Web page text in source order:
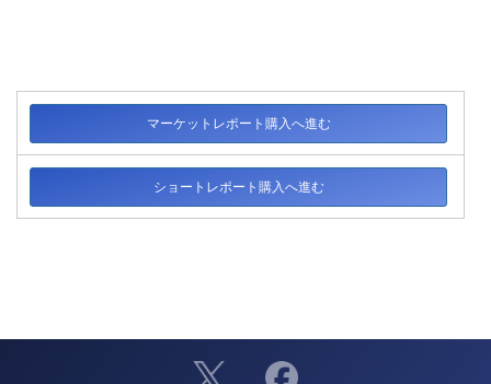
マーケットレポート購入へ進む
ショートレポート購入へ進む